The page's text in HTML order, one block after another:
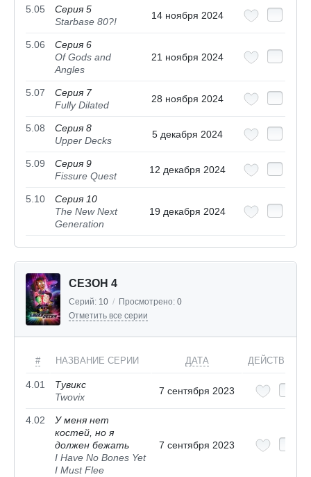
5.05
Серия 5
Starbase 80?!
14 ноября 2024
5.06
Серия 6
Of Gods and
Angles
21 ноября 2024
5.07
Серия 7
Fully Dilated
28 ноября 2024
5.08
Серия 8
Upper Decks
5 декабря 2024
5.09
Серия 9
Fissure Quest
12 декабря 2024
5.10
Серия 10
The New Next
Generation
19 декабря 2024
СЕЗОН 4
Серий: 10 / Просмотрено: 0
Отметить все серии
# НАЗВАНИЕ СЕРИИ ДАТА ДЕЙСТВИЯ
4.01
Тувикс
Twovix
7 сентября 2023
4.02
У меня нет
костей, но я
должен бежать
I Have No Bones Yet
I Must Flee
7 сентября 2023